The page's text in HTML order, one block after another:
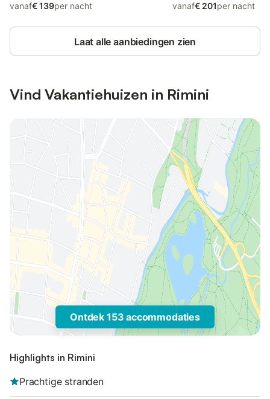
vanaf€ 139per nacht vanaf€ 201per nacht
Laat alle aanbiedingen zien
Vind Vakantiehuizen in Rimini
Ontdek 153 accommodaties
Highlights in Rimini
Prachtige stranden